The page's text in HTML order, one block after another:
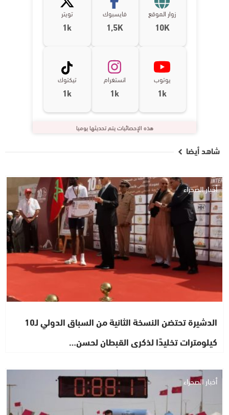
زوار الموقع
10K
فايسبوك
1,5K
تويتر
1k
يوتوب
1k
انستغرام
1k
تيكتوك
1k
هذه الإحصائيات يتم تحديثها يوميا
شاهد أيضا
أخبار الصحراء
الدشيرة تحتضن النسخة الثانية من السباق الدولي لـ10
كيلومترات تخليدًا لذكرى القبطان لحسن…
أخبار الصحراء